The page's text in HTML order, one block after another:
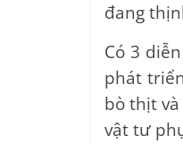
đang
Có 3
phát
bò thịt
vật tư